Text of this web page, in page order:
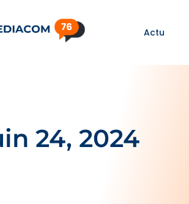
Actu
24, 2024